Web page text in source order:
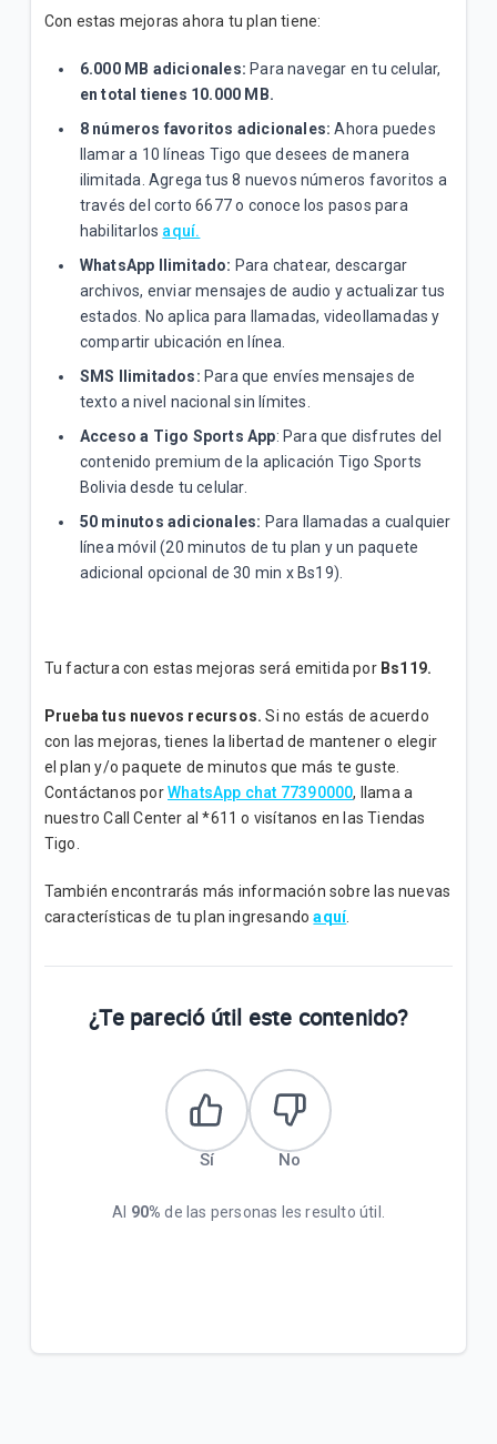
Con estas mejoras ahora tu plan tiene:
6.000 MB adicionales: Para navegar en tu celular,
en total tienes 10.000 MB.
8 números favoritos adicionales: Ahora puedes
llamar a 10 líneas Tigo que desees de manera
ilimitada. Agrega tus 8 nuevos números favoritos a
través del corto 6677 o conoce los pasos para
habilitarlos aquí.
WhatsApp Ilimitado: Para chatear, descargar
archivos, enviar mensajes de audio y actualizar tus
estados. No aplica para llamadas, videollamadas y
compartir ubicación en línea.
SMS Ilimitados: Para que envíes mensajes de
texto a nivel nacional sin límites.
Acceso a Tigo Sports App: Para que disfrutes del
contenido premium de la aplicación Tigo Sports
Bolivia desde tu celular.
50 minutos adicionales: Para llamadas a cualquier
línea móvil (20 minutos de tu plan y un paquete
adicional opcional de 30 min x Bs19).
Tu factura con estas mejoras será emitida por Bs119.
Prueba tus nuevos recursos.Si no estás de acuerdo
con las mejoras, tienes la libertad de mantener o elegir
el plan y/o paquete de minutos que más te guste.
Contáctanos porWhatsApp chat 77390000, llama a
nuestro Call Center al *611 o visítanos en las Tiendas
Tigo.
También encontrarás más información sobre las nuevas
características de tu plan ingresandoaquí.
¿Te pareció útil este contenido?
Sí No
Al 90% de las personas les resulto útil.